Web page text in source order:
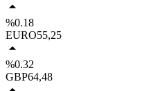
%0.18
EURO55,25
%0.32
GBP64,48